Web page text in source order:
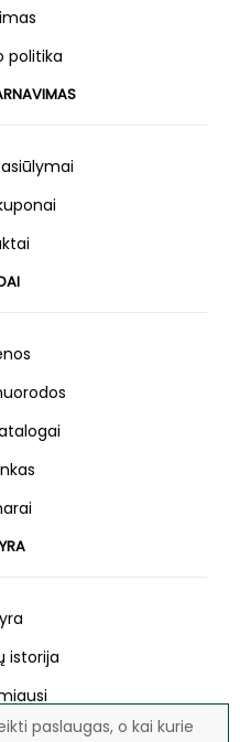
paslaugas, o kai kurie
politika
istorija